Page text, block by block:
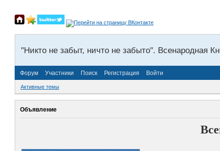
"Никто не забыт, ничто не забыто". Всенародная
Форум Участники Поиск Регистрация Войти
Активные темы
Объявление